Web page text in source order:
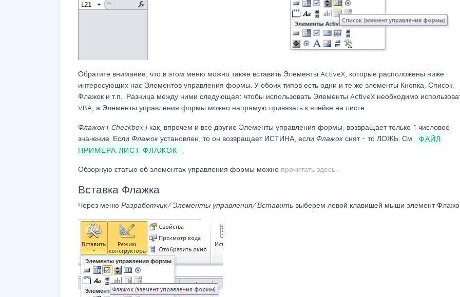
Обратите внимание, что в этом меню можно также вставить Элементы ActiveX, которые расположены ниже
интересующих нас Элементов управления формы. У обоих типов есть одни и те же элементы Кнопка, Список,
Флажок и т.п. Разница между ними следующая: чтобы использовать Элементы ActiveX необходимо
VBA, а Элементы управления формы можно напрямую привязать к ячейке на листе.
Флажок ( Checkbox) как, впрочем и все другие Элементы управления формы, возвращает только 1 числовое
значение. Если Флажок установлен, то он возвращает ИСТИНА, если Флажок снят - то ЛОЖЬ. См.
ФАЙЛ
ПРИМЕРА ЛИСТ ФЛАЖОК
Обзорную статью об элементах управления формы можно прочитать здесь
Вставка Флажка
Через меню Разработчик/ Элементы управления/ Вставить выберем левой клавишей мыши элемент